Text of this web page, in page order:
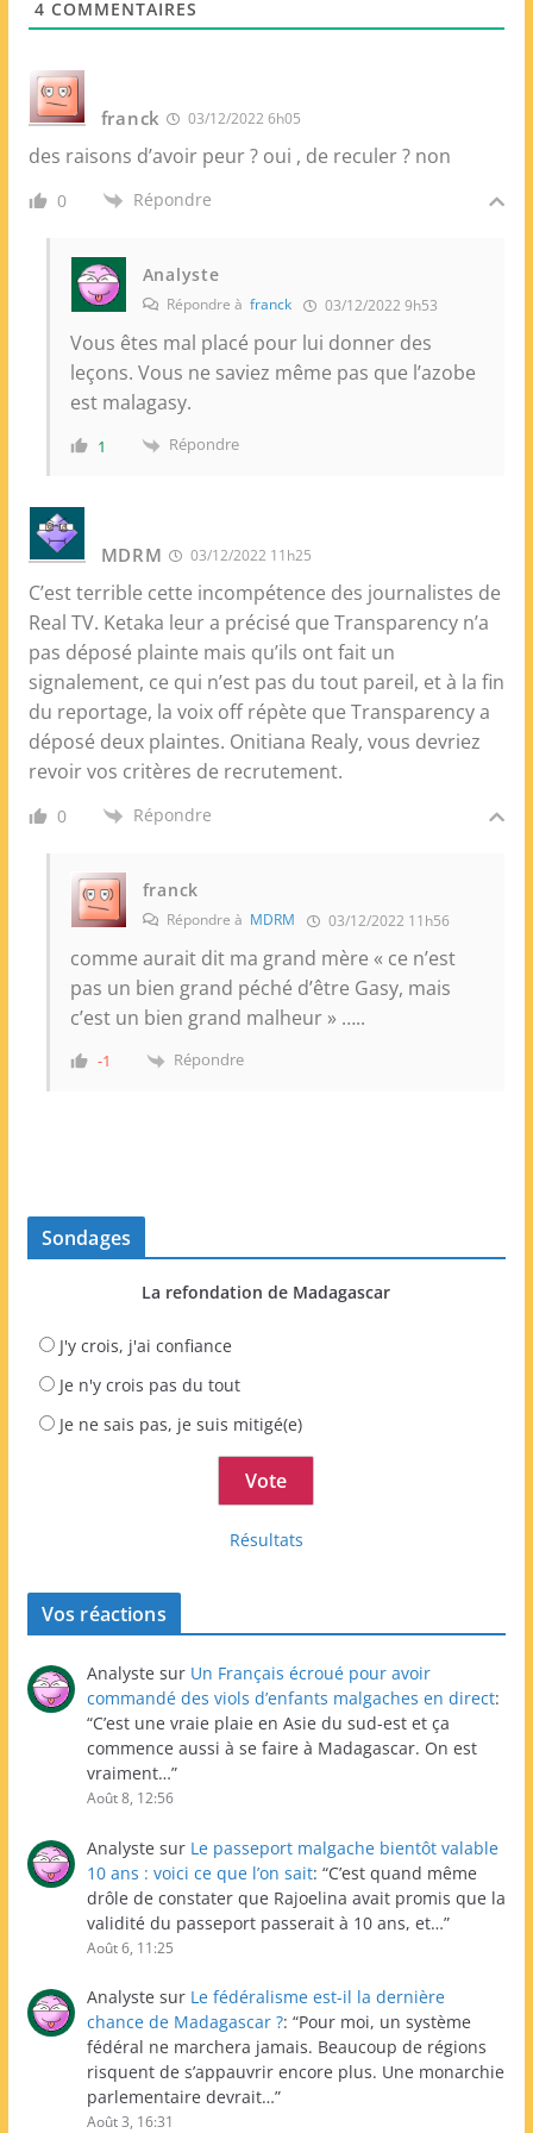
4 COMMENTAIRES
franck 03/12/2022 6h05
des raisons d’avoir peur ? oui , de reculer ? non
0 Répondre
Analyste
Répondre à franck 03/12/2022 9h53
Vous êtes mal placé pour lui donner des
leçons. Vous ne saviez même pas que l’azobe
est malagasy.
1 Répondre
MDRM 03/12/2022 11h25
C’est terrible cette incompétence des journalistes de
Real TV. Ketaka leur a précisé que Transparency n’a
pas déposé plainte mais qu’ils ont fait un
signalement, ce qui n’est pas du tout pareil, et à la fin
du reportage, la voix off répète que Transparency a
déposé deux plaintes. Onitiana Realy, vous devriez
revoir vos critères de recrutement.
0 Répondre
franck
Répondre à MDRM 03/12/2022 11h56
comme aurait dit ma grand mère « ce n’est
pas un bien grand péché d’être Gasy, mais
c’est un bien grand malheur » …..
-1 Répondre
Sondages
La refondation de Madagascar
J'y crois, j'ai confiance
Je n'y crois pas du tout
Je ne sais pas, je suis mitigé(e)
Résultats
Vos réactions
Analyste sur Un Français écroué pour avoir
commandé des viols d’enfants malgaches en direct:
“C’est une vraie plaie en Asie du sud-est et ça
commence aussi à se faire à Madagascar. On est
vraiment…”
Août 8, 12:56
Analyste sur Le passeport malgache bientôt valable
10 ans : voici ce que l’on sait: “C’est quand même
drôle de constater que Rajoelina avait promis que la
validité du passeport passerait à 10 ans, et…”
Août 6, 11:25
Analyste sur Le fédéralisme est-il la dernière
chance de Madagascar ?: “Pour moi, un système
fédéral ne marchera jamais. Beaucoup de régions
risquent de s’appauvrir encore plus. Une monarchie
parlementaire devrait…”
Août 3, 16:31